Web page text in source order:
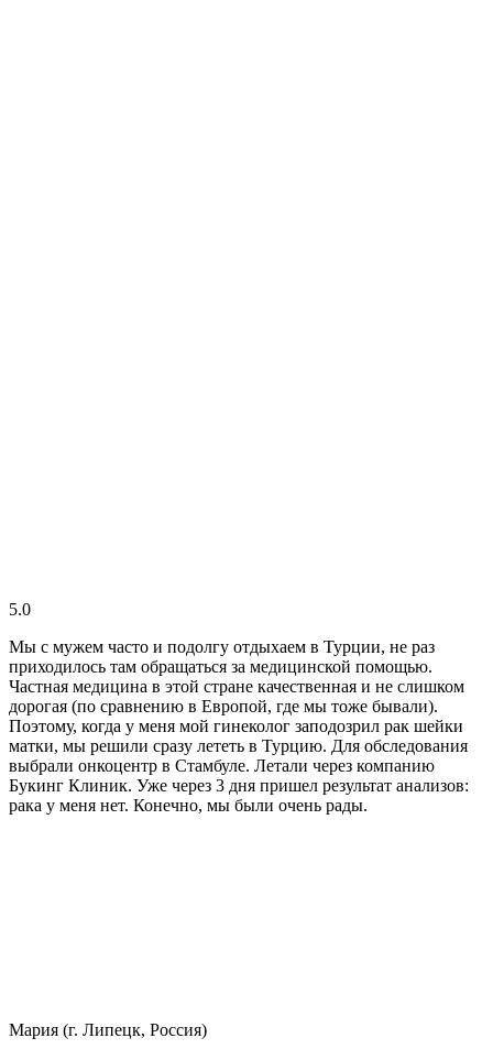
5.0
Мы с мужем часто и подолгу отдыхаем в Турции, не раз
приходилось там обращаться за медицинской помощью.
Частная медицина в этой стране качественная и не слишком
дорогая (по сравнению в Европой, где мы тоже бывали).
Поэтому, когда у меня мой гинеколог заподозрил рак шейки
матки, мы решили сразу лететь в Турцию. Для обследования
выбрали онкоцентр в Стамбуле. Летали через компанию
Букинг Клиник. Уже через 3 дня пришел результат анализов:
рака у меня нет. Конечно, мы были очень рады.
Мария (г. Липецк, Россия)